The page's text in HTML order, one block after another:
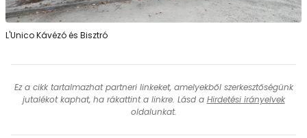
L'Unico Kávézó és Bisztró
Ez a cikk tartalmazhat partneri linkeket, amelyekből szerkesztőségünk
jutalékot kaphat, ha rákattint a linkre. Lásd a Hirdetési irányelvek
oldalunkat.